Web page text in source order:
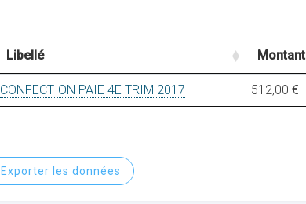
Libellé Montant
CONFECTION PAIE 4E TRIM 2017 512,00 €
Exporter les données